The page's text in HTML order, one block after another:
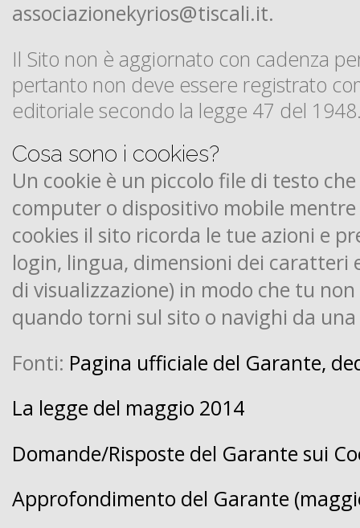
associazionekyrios@tiscali.it.
Il Sito non è aggiornato con cadenza
pertanto non deve essere registrato
editoriale secondo la legge 47 del
Cosa sono i cookies?
Un cookie è un piccolo file di testo
computer o dispositivo mobile
cookies il sito ricorda le tue azioni e
login, lingua, dimensioni dei caratteri
di visualizzazione) in modo che tu
quando torni sul sito o navighi da
Fonti: Pagina ufficiale del Garante,
La legge del maggio 2014
Domande/Risposte del Garante sui
Approfondimento del Garante